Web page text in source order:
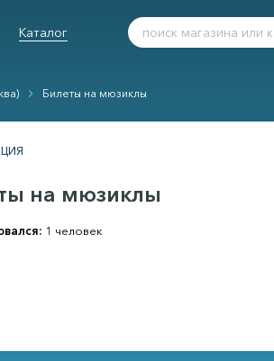
Каталог
Билеты на мюзиклы
на мюзиклы
1 человек